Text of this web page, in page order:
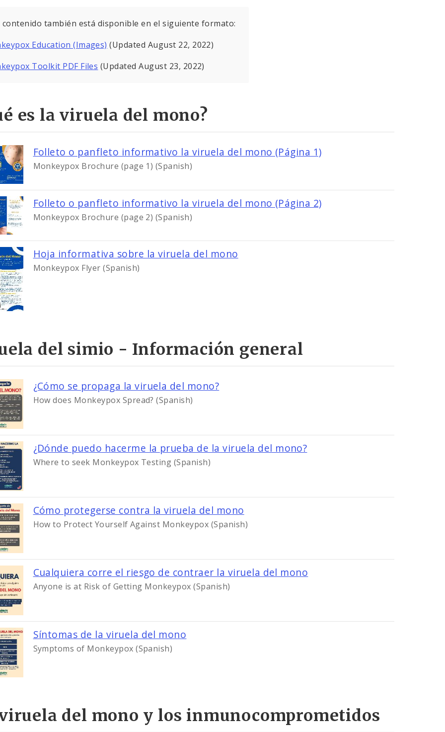
contenido también está disponible en el siguiente formato:
Education (Images) (Updated August 22, 2022)
Toolkit PDF Files (Updated August 23, 2022)
es la viruela del mono?
Folleto o panfleto informativo la viruela del mono (Página 1)Image
Monkeypox Brochure (page 1) (Spanish)
Folleto o panfleto informativo la viruela del mono (Página 2)Image
Monkeypox Brochure (page 2) (Spanish)
Hoja informativa sobre la viruela del mono
Monkeypox Flyer (Spanish)
del simio - Información general
¿Cómo se propaga la viruela del mono?Image
How does Monkeypox Spread? (Spanish)
¿Dónde puedo hacerme la prueba de la viruela del mono?Image
Where to seek Monkeypox Testing (Spanish)
Cómo protegerse contra la viruela del mono
How to Protect Yourself Against Monkeypox (Spanish)
Cualquiera corre el riesgo de contraer la viruela del mono
Anyone is at Risk of Getting Monkeypox (Spanish)
Síntomas de la viruela del mono
Symptoms of Monkeypox (Spanish)
del mono y los inmunocomprometidos